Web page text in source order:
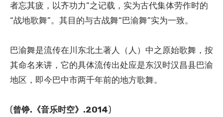
者忘其疲，以齐功力”之记载，实为古代集体劳作时的
“战地歌舞”。其目的与古战舞“巴渝舞”实为一致。
巴渝舞是流传在川东北土著人（人）中之原始歌舞，按
其命名来讲，它的具体流传出处应是东汉时汉昌县巴渝
地区，即今巴中市两千年前的地方歌舞。
(曾铮.《音乐时空》.2014)